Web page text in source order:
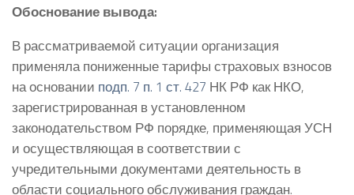
Обоснование вывода:
В рассматриваемой ситуации организация
применяла пониженные тарифы страховых взносов
на основании подп. 7 п. 1 ст. 427 НК РФ как НКО,
зарегистрированная в установленном
законодательством РФ порядке, применяющая УСН
и осуществляющая в соответствии с
учредительными документами деятельность в
области социального обслуживания граждан.